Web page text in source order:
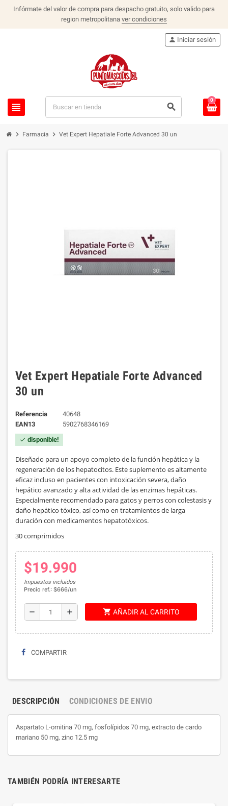
Infórmate del valor de compra para despacho gratuito, solo valido para
region metropolitana ver condiciones
view_headline search
person Iniciar sesión
0
chevron_right Farmacia chevron_right Vet Expert Hepatiale Forte Advanced 30 un
Vet Expert Hepatiale Forte Advanced
30 un
Referencia
40648
EAN13
5902768346169
check disponible!
Diseñado para un apoyo completo de la función hepática y la
regeneración de los hepatocitos. Este suplemento es altamente
eficaz incluso en pacientes con intoxicación severa, daño
hepático avanzado y alta actividad de las enzimas hepáticas.
Especialmente recomendado para gatos y perros con colestasis y
daño hepático tóxico, así como en tratamientos de larga
duración con medicamentos hepatotóxicos.
30 comprimidos
$19.990
Impuestos incluidos
Precio ref.: $666/un
remove add shopping_cart AÑADIR AL CARRITO
COMPARTIR
DESCRIPCIÓN CONDICIONES DE ENVIO
Aspartato L-ornitina 70 mg, fosfolípidos 70 mg, extracto de cardo
mariano 50 mg, zinc 12.5 mg
TAMBIÉN PODRÍA INTERESARTE